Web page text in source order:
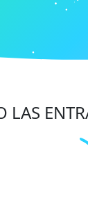
LAS